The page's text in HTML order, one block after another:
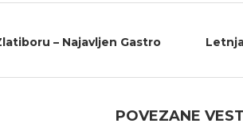
– Najavljen Gastro
POVEZANE